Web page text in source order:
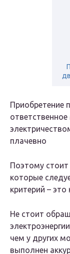
Приобретение
плачевно
Поэтому
которые
критерий –
Не стоит
чем у других
выполнен